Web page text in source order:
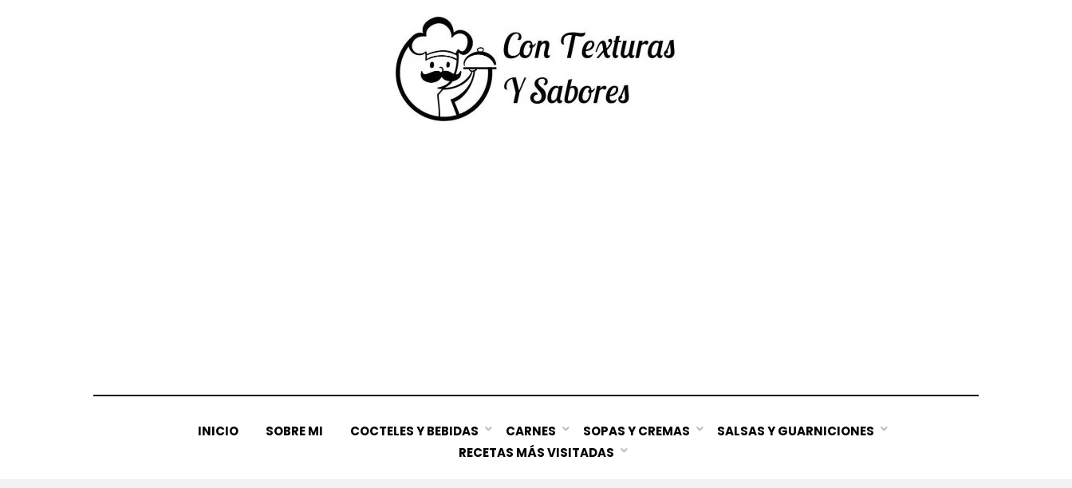
INICIO SOBRE MI COCTELES Y BEBIDAS CARNES SOPAS Y CREMAS
SALSAS Y GUARNICIONES
RECETAS MÁS VISITADAS